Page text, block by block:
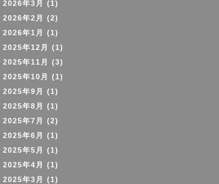
2026年3月
(1)
2026年2月
(2)
2026年1月
(1)
2025年12月
(1)
2025年11月
(3)
2025年10月
(1)
2025年9月
(1)
2025年8月
(1)
2025年7月
(2)
2025年6月
(1)
2025年5月
(1)
2025年4月
(1)
2025年3月
(1)